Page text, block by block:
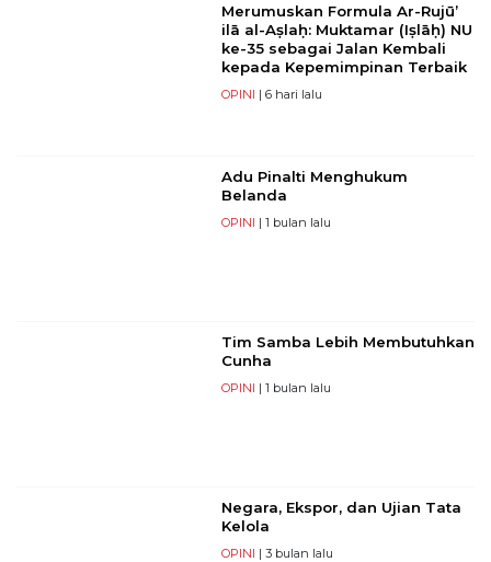
Merumuskan Formula Ar-Rujū’
ilā al-Aṣlaḥ: Muktamar (Iṣlāḥ) NU
ke-35 sebagai Jalan Kembali
kepada Kepemimpinan Terbaik
OPINI | 6 hari lalu
Adu Pinalti Menghukum
Belanda
OPINI | 1 bulan lalu
Tim Samba Lebih Membutuhkan
Cunha
OPINI | 1 bulan lalu
Negara, Ekspor, dan Ujian Tata
Kelola
OPINI | 3 bulan lalu